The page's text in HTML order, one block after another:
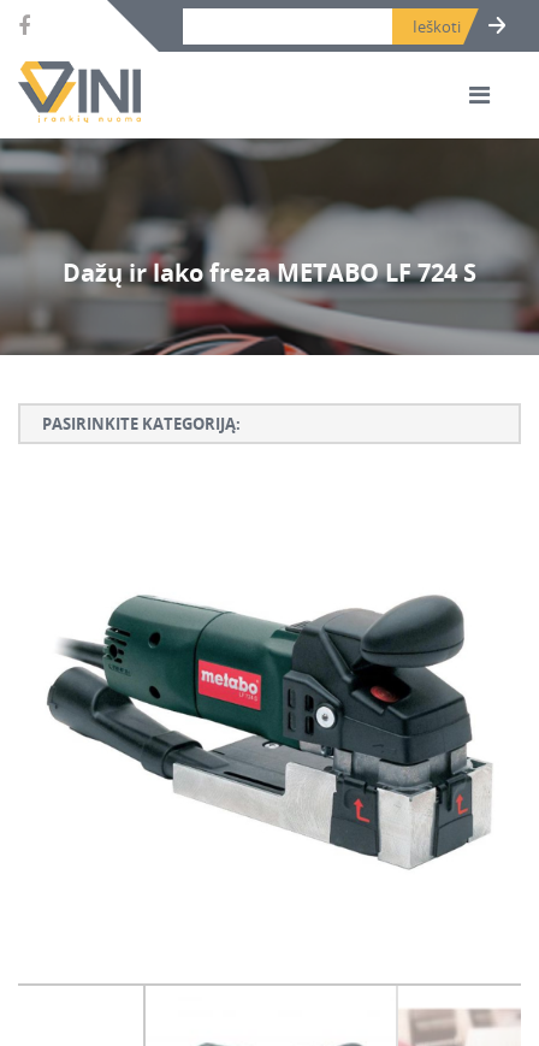
Search bar place.
Dažų ir lako freza METABO LF 724 S
PASIRINKITE KATEGORIJĄ:
Betonavimo, tinkavimo technika
Dažymo, smėliavimo įranga
Drėgmės surinkėjai-drėkintuvai
Elektros generatoriai, pakrovėjai-paleidėjai
Elektros įranga ir apšvietimo technika
Grunto tankintuvai
Matavimo ir kontrolės įrankiai